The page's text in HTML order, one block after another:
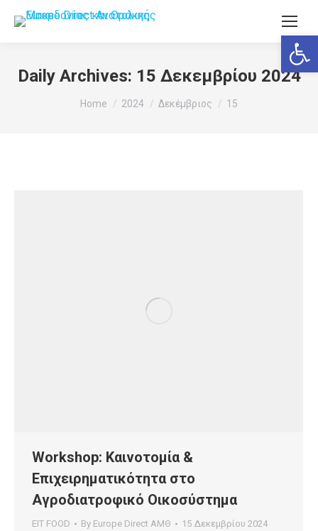
Daily Archives: 15 Δεκεμβρίου 2024
You are here:
Home 2024 Δεκέμβριος 15
Workshop: Καινοτομία &
Επιχειρηματικότητα στο
Αγροδιατροφικό Οικοσύστημα
EIT FOOD By Europe Direct ΑΜΘ 15 Δεκεμβρίου 2024